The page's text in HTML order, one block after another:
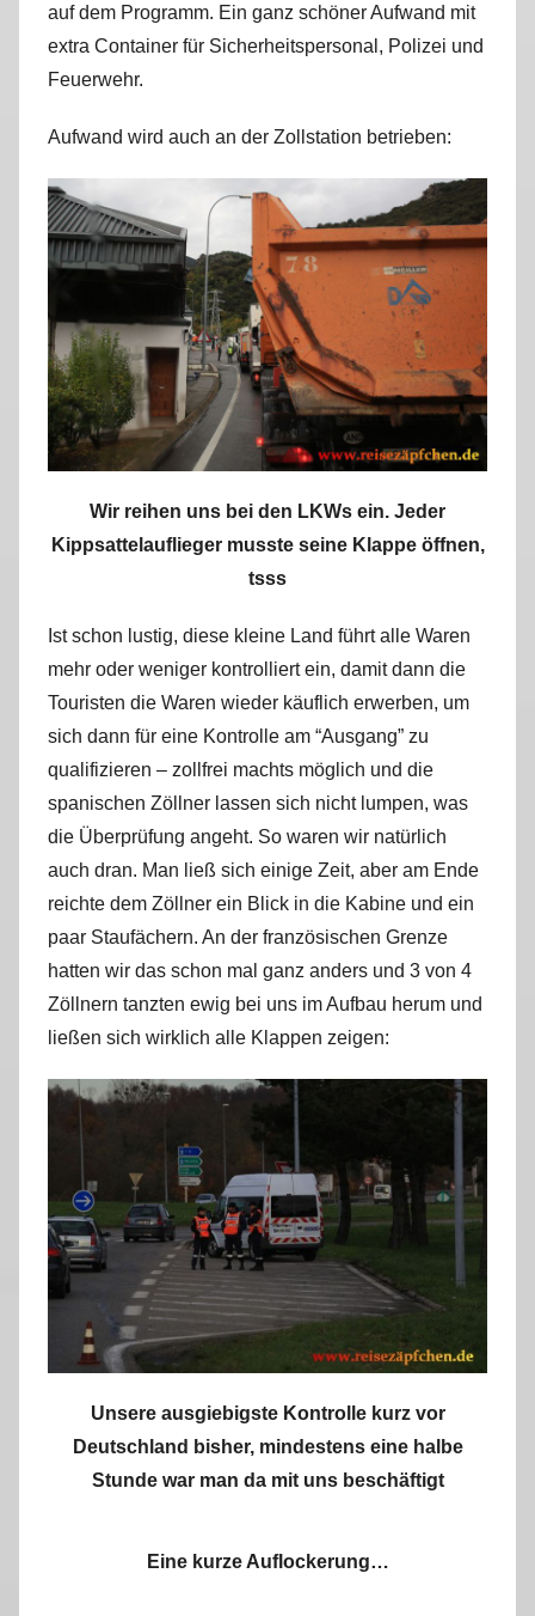
auf dem Programm. Ein ganz schöner Aufwand mit
extra Container für Sicherheitspersonal, Polizei und
Feuerwehr.
Aufwand wird auch an der Zollstation betrieben:
Wir reihen uns bei den LKWs ein. Jeder
Kippsattelauflieger musste seine Klappe öffnen,
tsss
Ist schon lustig, diese kleine Land führt alle Waren
mehr oder weniger kontrolliert ein, damit dann die
Touristen die Waren wieder käuflich erwerben, um
sich dann für eine Kontrolle am “Ausgang” zu
qualifizieren – zollfrei machts möglich und die
spanischen Zöllner lassen sich nicht lumpen, was
die Überprüfung angeht. So waren wir natürlich
auch dran. Man ließ sich einige Zeit, aber am Ende
reichte dem Zöllner ein Blick in die Kabine und ein
paar Staufächern. An der französischen Grenze
hatten wir das schon mal ganz anders und 3 von 4
Zöllnern tanzten ewig bei uns im Aufbau herum und
ließen sich wirklich alle Klappen zeigen:
Unsere ausgiebigste Kontrolle kurz vor
Deutschland bisher, mindestens eine halbe
Stunde war man da mit uns beschäftigt
Eine kurze Auflockerung…